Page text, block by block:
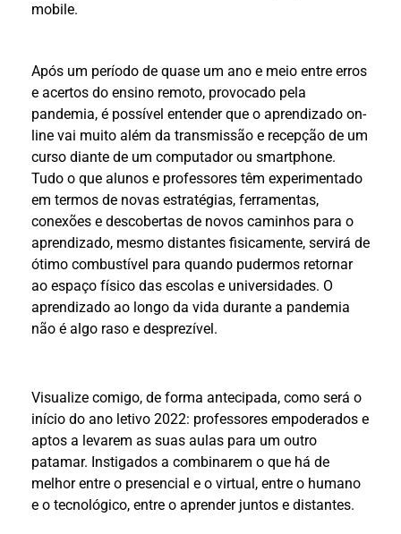
mobile.
Após um período de quase um ano e meio entre erros
e acertos do ensino remoto, provocado pela
pandemia, é possível entender que o aprendizado on-
line vai muito além da transmissão e recepção de um
curso diante de um computador ou smartphone.
Tudo o que alunos e professores têm experimentado
em termos de novas estratégias, ferramentas,
conexões e descobertas de novos caminhos para o
aprendizado, mesmo distantes fisicamente, servirá de
ótimo combustível para quando pudermos retornar
ao espaço físico das escolas e universidades. O
aprendizado ao longo da vida durante a pandemia
não é algo raso e desprezível.
Visualize comigo, de forma antecipada, como será o
início do ano letivo 2022: professores empoderados e
aptos a levarem as suas aulas para um outro
patamar. Instigados a combinarem o que há de
melhor entre o presencial e o virtual, entre o humano
e o tecnológico, entre o aprender juntos e distantes.